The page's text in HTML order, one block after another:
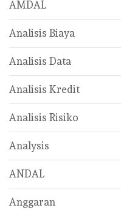
AMDAL
Analisis Biaya
Analisis Data
Analisis Kredit
Analisis Risiko
Analysis
ANDAL
Anggaran